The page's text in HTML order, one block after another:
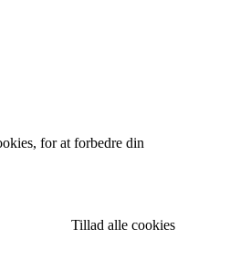
for at forbedre din
Tillad alle cookies